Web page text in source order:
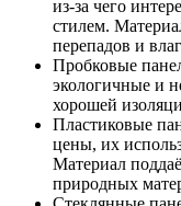
из-за чего
стилем.
перепадов и
Пробковые
экологичные и
хорошей
Пластиковые
цены, их
Материал
природных